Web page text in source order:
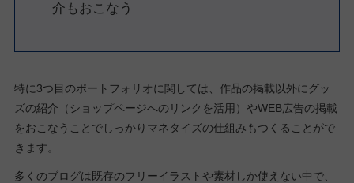
介もおこなう
特に3つ目のポートフォリオに関しては、作品の掲載以外にグッ
ズの紹介（ショップページへのリンクを活用）やWEB広告の掲載
をおこなうことでしっかりマネタイズの仕組みもつくることがで
きます。
多くのブログは既存のフリーイラストや素材しか使えない中で、